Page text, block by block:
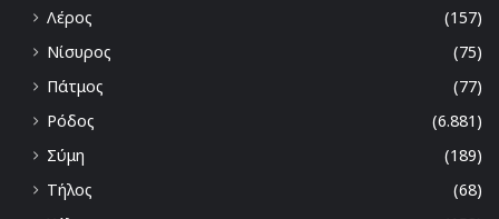
Λέρος
(157)
Νίσυρος
(75)
Πάτμος
(77)
Ρόδος
(6.881)
Σύμη
(189)
Τήλος
(68)